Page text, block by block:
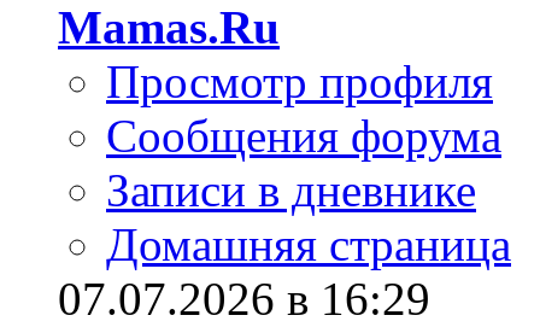
Mamas.Ru
Просмотр профиля
Сообщения форума
Записи в дневнике
Домашняя страница
07.07.2026 в 16:29